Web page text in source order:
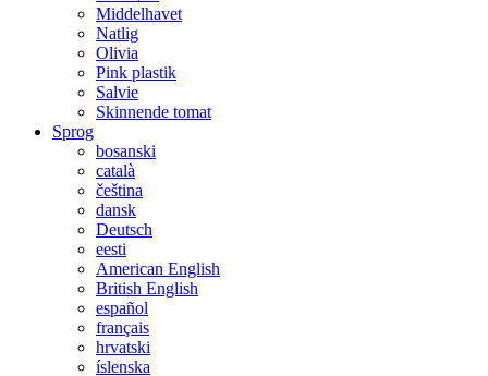
Middelhavet
Natlig
Olivia
Pink plastik
Salvie
Skinnende tomat
Sprog
bosanski
català
čeština
dansk
Deutsch
eesti
American English
British English
español
français
hrvatski
íslenska